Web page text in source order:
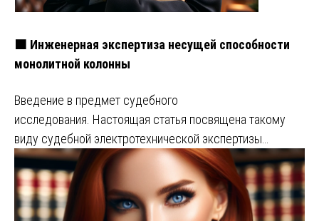
🟧 Инженерная экспертиза несущей способности
монолитной колонны
Введение в предмет судебного
исследования. Настоящая статья посвящена такому
виду судебной электротехнической экспертизы…